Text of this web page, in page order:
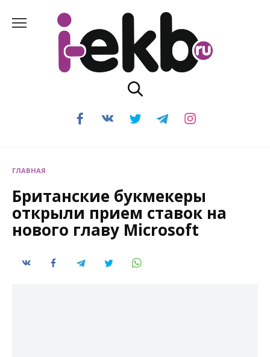
содержанию
ГЛАВНАЯ
Британские букмекеры
открыли прием ставок на
нового главу Microsoft